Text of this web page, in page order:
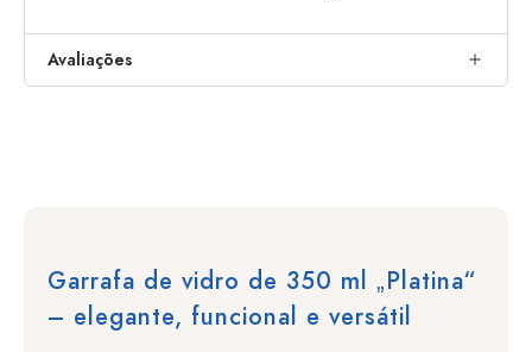
Avaliações
Garrafa de vidro de 350 ml „Platina“
– elegante, funcional e versátil